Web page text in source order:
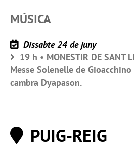
MÚSICA
Dissabte 24 de juny
19 h • MONESTIR DE SANT
Messe Solenelle de Gioacchino
cambra Dyapason.
PUIG-REIG